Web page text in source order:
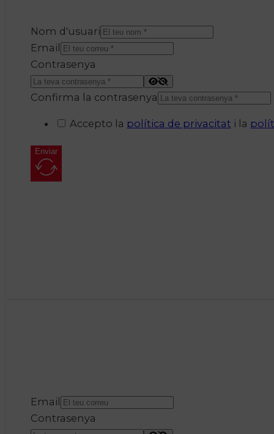
Nom d'usuari
Email
Contrasenya
Confirma la contrasenya
Accepto la política de privacitat i la
Enviar
Email
Contrasenya